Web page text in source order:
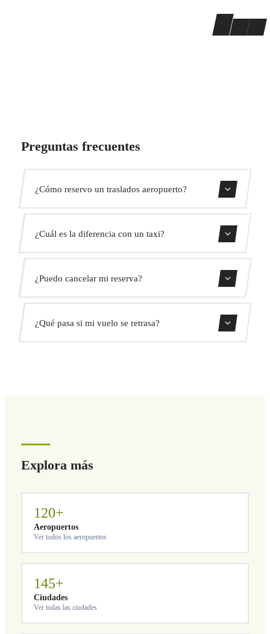
Preguntas frecuentes
¿Cómo reservo un traslados aeropuerto?
Usa nuestro buscador para encontrar tu ruta, selecciona tu
vehículo y confirma tu reserva. Recibirás confirmación
instantánea por email.
¿Cuál es la diferencia con un taxi?
profesional esperándote con un cartel, y un vehículo
cómodo pre-reservado. Sin colas ni taxímetros.
¿Puedo cancelar mi reserva?
Sí, ofrecemos cancelación gratuita hasta 24 horas antes de
tu viaje.
¿Qué pasa si mi vuelo se retrasa?
Explora más
120+
Aeropuertos
Ver todos los aeropuertos
145+
Ciudades
Ver todas las ciudades